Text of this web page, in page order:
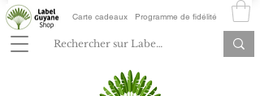
Carte cadeaux Programme de fidélité